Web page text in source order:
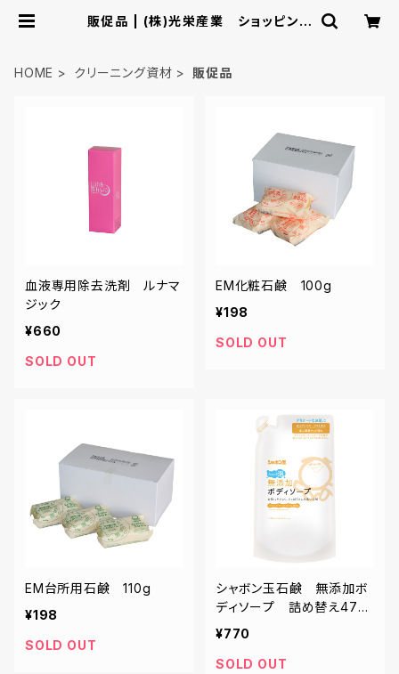
販促品 | (株)光栄産業 ショッピング
HOME クリーニング資材 販促品
血液専用除去洗剤 ルナマ
ジック
¥660
SOLD OUT
EM化粧石鹸 100g
¥198
SOLD OUT
EM台所用石鹸 110g
¥198
SOLD OUT
シャボン玉石鹸 無添加ボ
ディソープ 詰め替え470
ml
¥770
SOLD OUT